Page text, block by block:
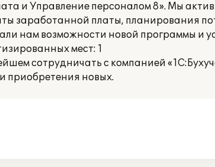
и Управление персоналом 8». Мы
заработанной платы, планирования
нам возможности новой программы и
мест: 1
сотрудничать с компанией
приобретения новых.